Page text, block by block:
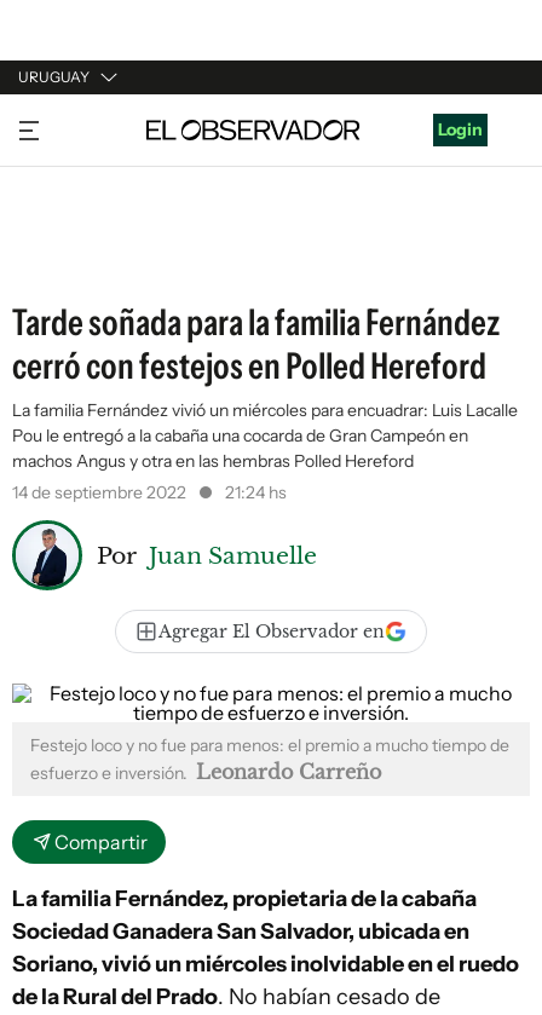
URUGUAY
URUGUAY
ARGENTINA
Login
Tarde soñada para la familia Fernández
cerró con festejos en Polled Hereford
La familia Fernández vivió un miércoles para encuadrar: Luis Lacalle
Pou le entregó a la cabaña una cocarda de Gran Campeón en
machos Angus y otra en las hembras Polled Hereford
14 de septiembre 2022
21:24 hs
Por Juan Samuelle
Agregar El Observador en
Festejo loco y no fue para menos: el premio a mucho tiempo de
esfuerzo e inversión. Leonardo Carreño
Compartir
La familia Fernández, propietaria de la cabaña
Sociedad Ganadera San Salvador, ubicada en
Soriano, vivió un miércoles inolvidable en el ruedo
de la Rural del Prado. No habían cesado de